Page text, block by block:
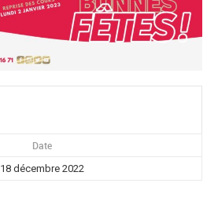
Date
18 décembre 2022